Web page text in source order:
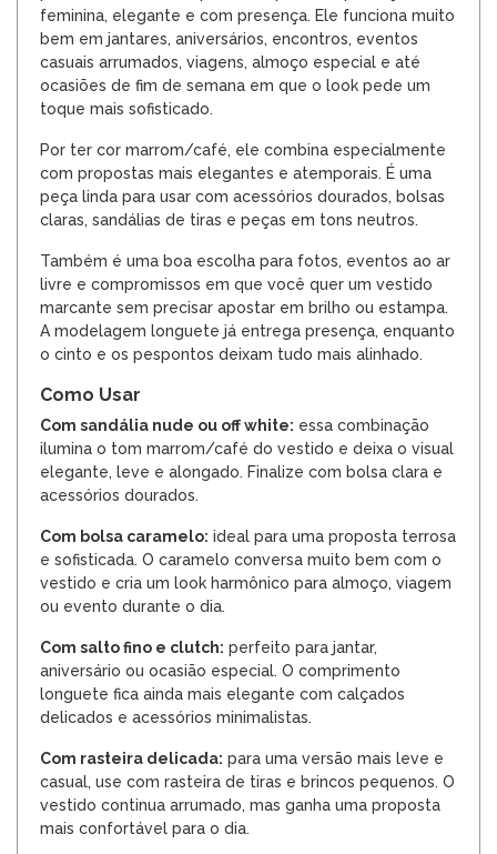
feminina, elegante e com presença. Ele funciona muito
bem em jantares, aniversários, encontros, eventos
casuais arrumados, viagens, almoço especial e até
ocasiões de fim de semana em que o look pede um
toque mais sofisticado.
Por ter cor marrom/café, ele combina especialmente
com propostas mais elegantes e atemporais. É uma
peça linda para usar com acessórios dourados, bolsas
claras, sandálias de tiras e peças em tons neutros.
Também é uma boa escolha para fotos, eventos ao ar
livre e compromissos em que você quer um vestido
marcante sem precisar apostar em brilho ou estampa.
A modelagem longuete já entrega presença, enquanto
o cinto e os pespontos deixam tudo mais alinhado.
Como Usar
Com sandália nude ou off white: essa combinação
ilumina o tom marrom/café do vestido e deixa o visual
elegante, leve e alongado. Finalize com bolsa clara e
acessórios dourados.
Com bolsa caramelo: ideal para uma proposta terrosa
e sofisticada. O caramelo conversa muito bem com o
vestido e cria um look harmônico para almoço, viagem
ou evento durante o dia.
Com salto fino e clutch: perfeito para jantar,
aniversário ou ocasião especial. O comprimento
longuete fica ainda mais elegante com calçados
delicados e acessórios minimalistas.
Com rasteira delicada: para uma versão mais leve e
casual, use com rasteira de tiras e brincos pequenos. O
vestido continua arrumado, mas ganha uma proposta
mais confortável para o dia.